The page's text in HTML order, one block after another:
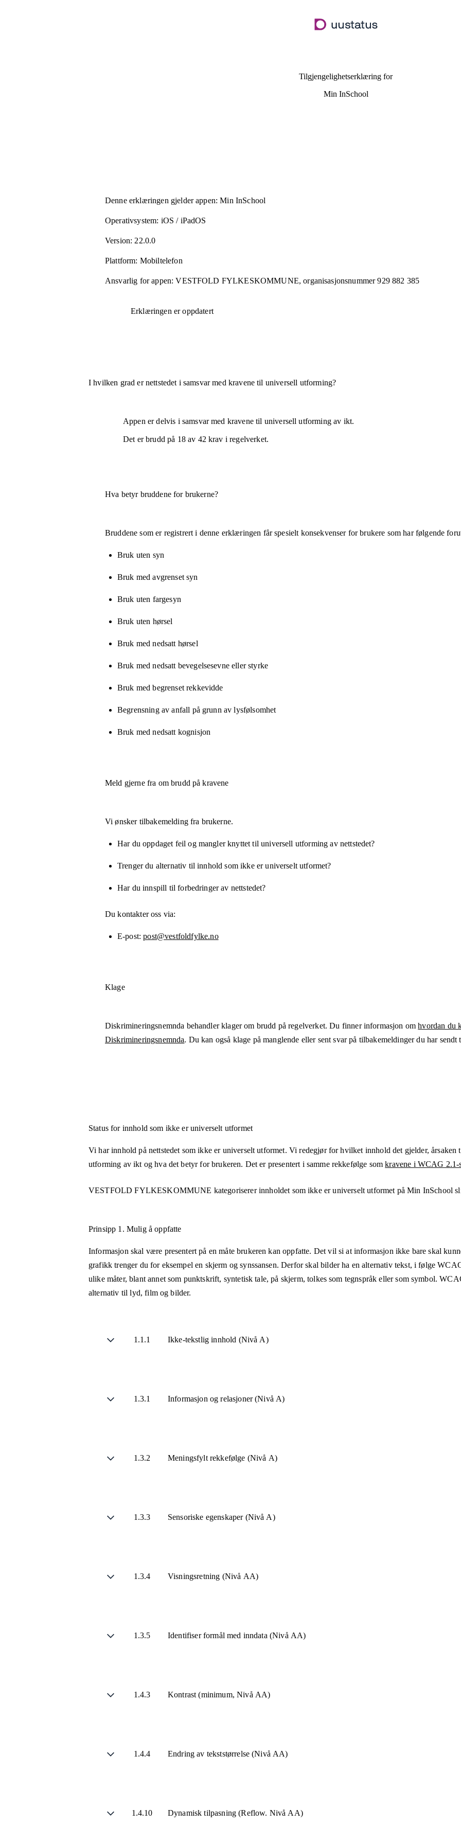
hovedinnhold
Tilgjengelighetserklæring for
Min InSchool
Denne erklæringen gjelder appen: Min InSchool
Operativsystem: iOS / iPadOS
Version: 22.0.0
Plattform: Mobiltelefon
Ansvarlig for appen: VESTFOLD FYLKESKOMMUNE,organisasjonsnummer 929 882 385
Erklæringen er oppdatert
I hvilken grad er nettstedet i samsvar med kravene til universell utforming?
Appen erdelvis i samsvarmed kravene til universell utforming av ikt.
Det er brudd på 18av 42 krav i regelverket.
Hva betyr bruddene for brukerne?
Bruddene som er registrert i denne erklæringen får spesielt konsekvenser for brukere som har følgende
Bruk uten syn
Bruk med avgrenset syn
Bruk uten fargesyn
Bruk uten hørsel
Bruk med nedsatt hørsel
Bruk med nedsatt bevegelsesevne eller styrke
Bruk med begrenset rekkevidde
Begrensning av anfall på grunn av lysfølsomhet
Bruk med nedsatt kognisjon
Meld gjerne fra om brudd på kravene
Vi ønsker tilbakemelding fra brukerne.
Har du oppdaget feil og mangler knyttet til universell utforming av nettstedet?
Trenger du alternativ til innhold som ikke er universelt utformet?
Har du innspill til forbedringer av nettstedet?
Du kontakter oss via:
E-post post@vestfoldfylke.no
Klage
Diskrimineringsnemnda behandler klager om brudd på regelverket. Du finner informasjon omhvordan du
Diskrimineringsnemnda. Du kan også klage på manglende eller sent svar på tilbakemeldinger du har sendt
Status for innhold som ikke er universelt utformet
Vi har innhold på nettstedet som ikke er universelt utformet. Vi redegjør for hvilket innhold det gjelder,
utforming av ikt og hva det betyr for brukeren. Det er presentert i samme rekkefølge somkravene i WCAG 2.1-
VESTFOLD FYLKESKOMMUNE kategoriserer innholdet som ikke er universelt utformet påMin InSchool
Prinsipp 1. Mulig å oppfatte
Informasjon skal være presentert på en måte brukeren kan oppfatte. Det vil si at informasjon ikke bare skal
grafikk trenger du for eksempel en skjerm og synssansen. Derfor skal bilder ha en alternativ tekst, i følge
ulike måter, blant annet som punktskrift, syntetisk tale, på skjerm, tolkes som tegnspråk eller som symbol.
alternativ til lyd, film og bilder.
1.1.1 Ikke-tekstlig innhold (Nivå A)
1.3.1 Informasjon og relasjoner (Nivå A)
1.3.2 Meningsfylt rekkefølge (Nivå A)
1.3.3 Sensoriske egenskaper (Nivå A)
1.3.4 Visningsretning (Nivå AA)
1.3.5 Identifiser formål med inndata (Nivå AA)
1.4.3 Kontrast (minimum, Nivå AA)
1.4.4 Endring av tekststørrelse (Nivå AA)
1.4.10 Dynamisk tilpasning (Reflow. Nivå AA)